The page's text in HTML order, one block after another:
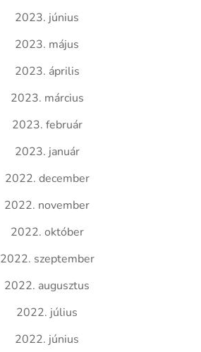
2023. június
2023. május
2023. április
2023. március
2023. február
2023. január
2022. december
2022. november
2022. október
2022. szeptember
2022. augusztus
2022. július
2022. június